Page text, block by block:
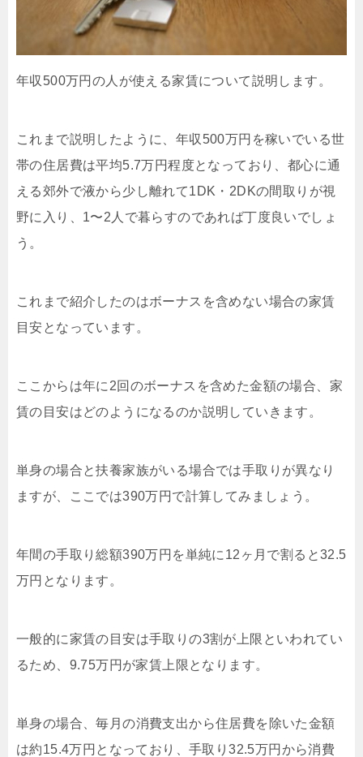
年収500万円の人が使える家賃について説明します。
これまで説明したように、年収500万円を稼いでいる世
帯の住居費は平均5.7万円程度となっており、都心に通
える郊外で液から少し離れて1DK・2DKの間取りが視
野に入り、1〜2人で暮らすのであれば丁度良いでしょ
う。
これまで紹介したのはボーナスを含めない場合の家賃
目安となっています。
ここからは年に2回のボーナスを含めた金額の場合、家
賃の目安はどのようになるのか説明していきます。
単身の場合と扶養家族がいる場合では手取りが異なり
ますが、ここでは390万円で計算してみましょう。
年間の手取り総額390万円を単純に12ヶ月で割ると32.5
万円となります。
一般的に家賃の目安は手取りの3割が上限といわれてい
るため、9.75万円が家賃上限となります。
単身の場合、毎月の消費支出から住居費を除いた金額
は約15.4万円となっており、手取り32.5万円から消費